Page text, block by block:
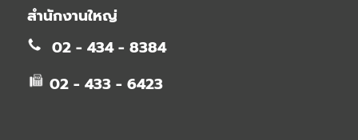
สำนักงานใหญ่
02 - 434 - 8384
02 - 433 - 6423